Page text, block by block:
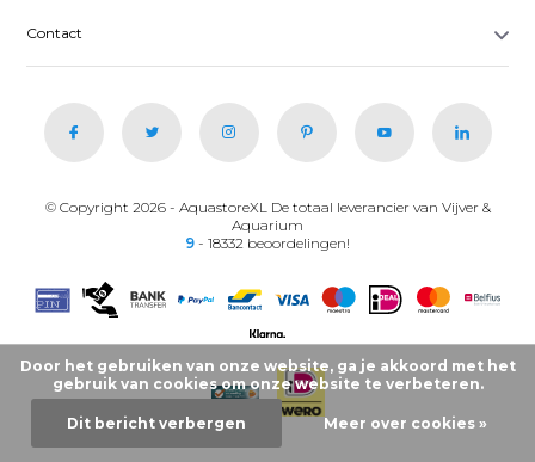
Contact
© Copyright 2026 - AquastoreXL De totaal leverancier van Vijver &
Aquarium
9 - 18332 beoordelingen!
Door het gebruiken van onze website, ga je akkoord met het
gebruik van cookies om onze website te verbeteren.
Dit bericht verbergen Meer over cookies »